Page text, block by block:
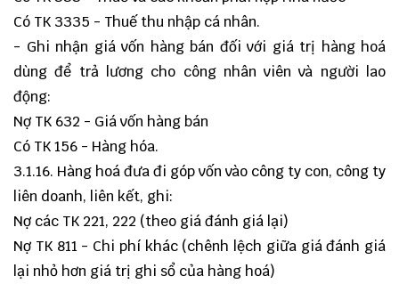
Có TK 3335 - Thuế thu nhập cá nhân.
- Ghi nhận giá vốn hàng bán đối với giá trị hàng hoá
dùng để trả lương cho công nhân viên và người lao
động:
Nợ TK 632 - Giá vốn hàng bán
Có TK 156 - Hàng hóa.
3.1.16. Hàng hoá đưa đi góp vốn vào công ty con, công ty
liên doanh, liên kết, ghi:
Nợ các TK 221, 222 (theo giá đánh giá lại)
Nợ TK 811 - Chi phí khác (chênh lệch giữa giá đánh giá
lại nhỏ hơn giá trị ghi sổ của hàng hoá)